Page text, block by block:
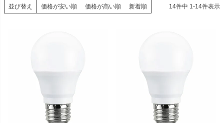
並び替え 価格が安い順 価格が高い順 新着順 14件中 1-14件表示